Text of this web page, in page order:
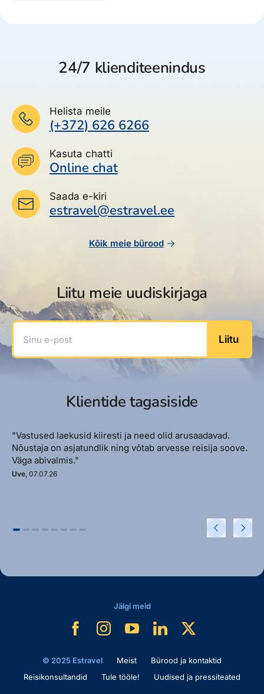
24/7 klienditeenindus
Helista meile
(+372) 626 6266
Kasuta chatti
Online chat
Saada e-kiri
estravel@estravel.ee
Kõik meie bürood
Liitu meie uudiskirjaga
Sinu e-post
Liitu
Klientide tagasiside
"Vastused laekusid kiiresti ja need olid arusaadavad.
Nõustaja on asjatundlik ning võtab arvesse reisija soove.
Väga abivalmis."
Uve, 07.07.26
© 2025 Estravel Meist
Bürood ja kontaktid
Reisikonsultandid
Tule tööle! Uudised ja pressiteated
Jälgi meid